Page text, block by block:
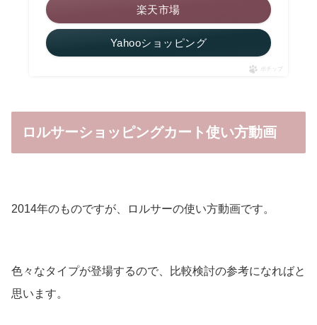
楽天市場
Yahooショッピング
ポチップ
ロルサーショッピングカート使い方動画
2014年のものですが、ロルサーの使い方動画です。
色々なタイプが登場するので、比較検討の参考になればと
思います。